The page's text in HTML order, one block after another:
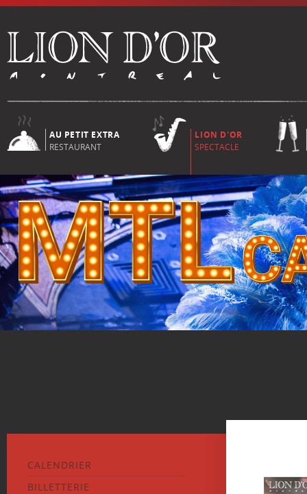
AU PETIT EXTRA
RESTAURANT
LION D'OR
SPECTACLE
CALENDRIER
BILLETTERIE